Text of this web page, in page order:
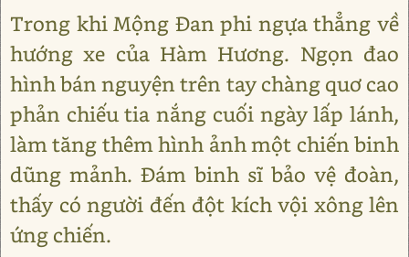
Trong khi Mộng Ðan phi ngựa thẳng về
hướng xe của Hàm Hương. Ngọn đao
hình bán nguyện trên tay chàng quơ cao
phản chiếu tia nắng cuối ngày lấp lánh,
làm tăng thêm hình ảnh một chiến binh
dũng mảnh. Ðám binh sĩ bảo vệ đoàn,
thấy có người đến đột kích vội xông lên
ứng chiến.